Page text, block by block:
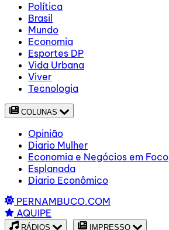
Política
Brasil
Mundo
Economia
Esportes DP
Vida Urbana
Viver
Tecnologia
COLUNAS
Opinião
Diario Mulher
Economia e Negócios em Foco
Esplanada
Diario Econômico
PERNAMBUCO.COM
AQUIPE
RÁDIOS IMPRESSO